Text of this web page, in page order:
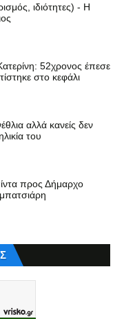
ιδιότητες) - Η
52χρονος έπεσε
στο κεφάλι
αλλά κανείς δεν
του
προς Δήμαρχο